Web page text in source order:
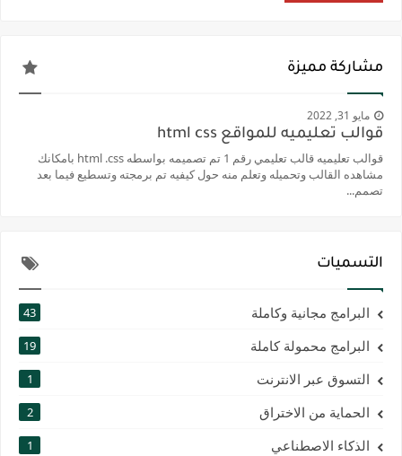
مشاركة مميزة
مايو 31, 2022
قوالب تعليميه للمواقع html css
قوالب تعليميه قالب تعليمي رقم 1 تم تصميمه بواسطه html .css بامكانك
مشاهده القالب وتحميله وتعلم منه حول كيفيه تم برمجته وتسطيع فيما بعد
تصمم...
التسميات
البرامج مجانية وكاملة 43
البرامج محمولة كاملة 19
التسوق عبر الانترنت 1
الحماية من الاختراق 2
الذكاء الاصطناعي 1